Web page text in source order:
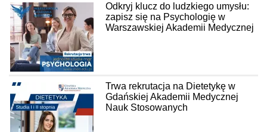
Odkryj klucz do ludzkiego umysłu:
zapisz się na Psychologię w
Warszawskiej Akademii Medycznej
Trwa rekrutacja na Dietetykę w
Gdańskiej Akademii Medycznej
Nauk Stosowanych